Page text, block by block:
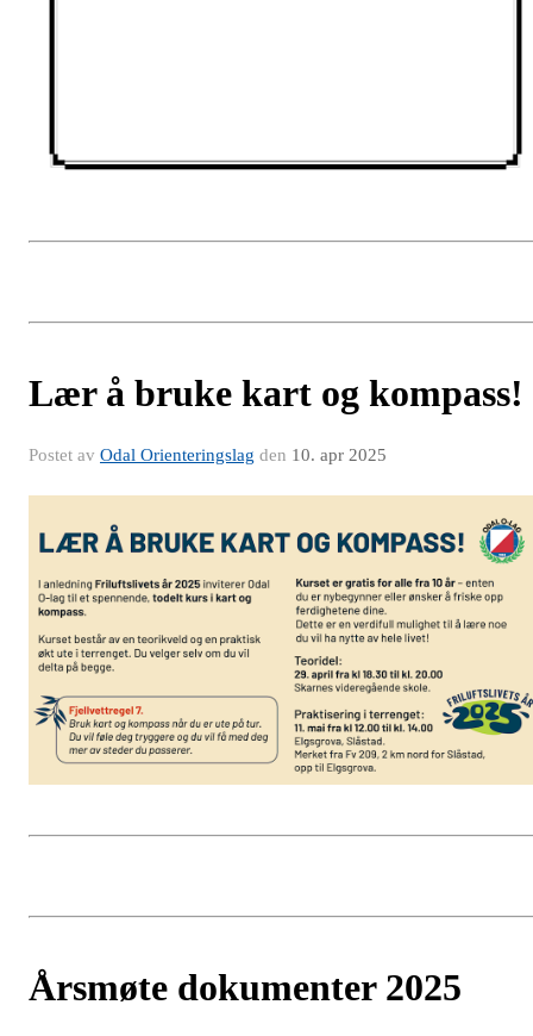
Lær å bruke kart og kompass!
Postet av Odal Orienteringslag den 10. apr 2025
Årsmøte dokumenter 2025